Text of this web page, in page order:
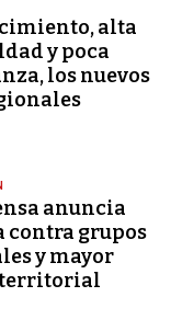
alta
y poca
los nuevos
anuncia
contra grupos
y mayor